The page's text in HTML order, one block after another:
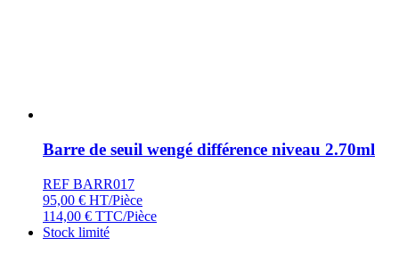
Barre de seuil wengé différence niveau 2.70ml
REF BARR017
95,00 € HT/Pièce
114,00 € TTC/Pièce
Stock limité